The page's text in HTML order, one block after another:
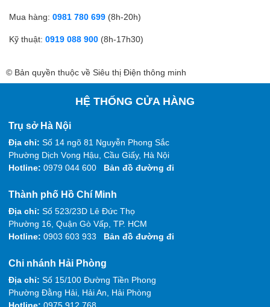
Mua hàng: 0981 780 699 (8h-20h)
Kỹ thuật: 0919 088 900 (8h-17h30)
© Bản quyền thuộc về Siêu thị Điện thông minh
HỆ THỐNG CỬA HÀNG
Trụ sở Hà Nội
Địa chỉ: Số 14 ngõ 81 Nguyễn Phong Sắc
Phường Dịch Vọng Hậu, Cầu Giấy, Hà Nội
Hotline: 0979 044 600 Bản đồ đường đi
Thành phố Hồ Chí Minh
Địa chỉ: Số 523/23D Lê Đức Thọ
Phường 16, Quận Gò Vấp, TP. HCM
Hotline: 0903 603 933 Bản đồ đường đi
Chi nhánh Hải Phòng
Địa chỉ: Số 15/100 Đường Tiền Phong
Phường Đằng Hải, Hải An, Hải Phòng
Hotline: 0975 912 768